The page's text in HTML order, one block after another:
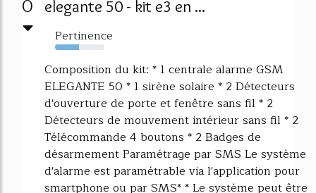
0 elegante 50 - kit e3 en ...
Pertinence
49%
Composition du kit: * 1 centrale alarme GSM
ELEGANTE 50 * 1 sirène solaire * 2 Détecteurs
d'ouverture de porte et fenêtre sans fil * 2
Détecteurs de mouvement intérieur sans fil * 2
Télécommande 4 boutons * 2 Badges de
désarmement Paramétrage par SMS Le système
d'alarme est paramétrable via l'application pour
smartphone ou par SMS* * Le système peut être